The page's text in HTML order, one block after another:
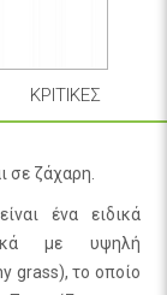
ΚΡΙΤΙΚΈΣ
σε ζάχαρη.
ένα ειδικά
με υψηλή
grass), το οποίο